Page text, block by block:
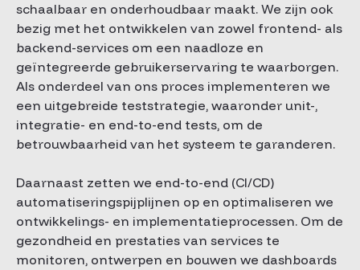
schaalbaar en onderhoudbaar maakt. We zijn ook
bezig met het ontwikkelen van zowel frontend- als
backend-services om een naadloze en
geïntegreerde gebruikerservaring te waarborgen.
Als onderdeel van ons proces implementeren we
een uitgebreide teststrategie, waaronder unit-,
integratie- en end-to-end tests, om de
betrouwbaarheid van het systeem te garanderen.
Daarnaast zetten we end-to-end (CI/CD)
automatiseringspijplijnen op en optimaliseren we
ontwikkelings- en implementatieprocessen. Om de
gezondheid en prestaties van services te
monitoren, ontwerpen en bouwen we dashboards